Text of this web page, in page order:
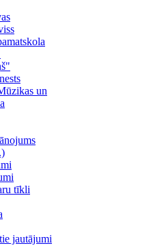
un
tīkli
jautājumi